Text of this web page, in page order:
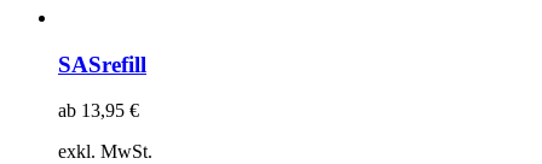
SASrefill
ab 13,95 €
exkl. MwSt.